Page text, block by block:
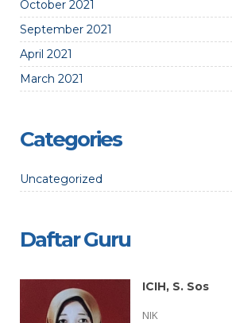
October 2021
September 2021
April 2021
March 2021
Categories
Uncategorized
Daftar Guru
ICIH, S. Sos
NIK